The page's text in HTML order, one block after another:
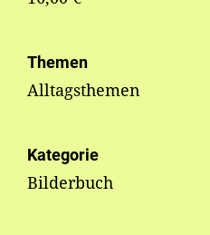
Themen
Alltagsthemen
Kategorie
Bilderbuch